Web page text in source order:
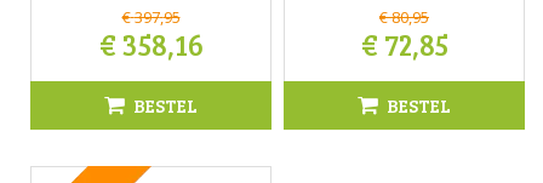
€397,95
€358,16
BESTEL
€80,95
€ 72,85
BESTEL